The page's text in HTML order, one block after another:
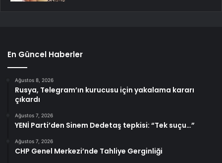
En Güncel Haberler
Ağustos 8, 2026
Rusya, Telegram’ın kurucusu için yakalama kararı
çıkardı
Ağustos 7, 2026
YENİ Parti’den Sinem Dedetaş tepkisi: “Tek suçu…”
Ağustos 7, 2026
CHP Genel Merkezi’nde Tahliye Gerginliği